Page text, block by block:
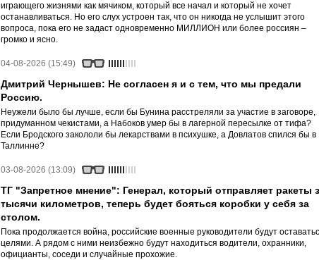
играющего жизнями как мячиком, который все начал и который не хочет
останавливаться. Но его слух устроен так, что он никогда не услышит этого
вопроса, пока его не задаст одновременно МИЛЛИОН или более россиян –
громко и ясно.
04-08-2026 (15:49)
Дмитрий Чернышев: Не согласен я и с тем, что мы предали
Россию.
Неужели было бы лучше, если бы Бунина расстреляли за участие в заговоре,
придуманном чекистами, а Набоков умер бы в лагерной пересылке от тифа?
Если Бродского закололи бы лекарствами в психушке, а Довлатов спился бы в
Таллинне?
03-08-2026 (13:09)
ТГ "Запретное мнение": Генерал, который отправляет ракеты
тысячи километров, теперь будет бояться коробки у себя за
столом.
Пока продолжается война, российские военные руководители будут
целями. А рядом с ними неизбежно будут находиться водители, охранники,
официанты, соседи и случайные прохожие.